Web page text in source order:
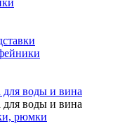
для воды и вина
для воды и вина
рюмки